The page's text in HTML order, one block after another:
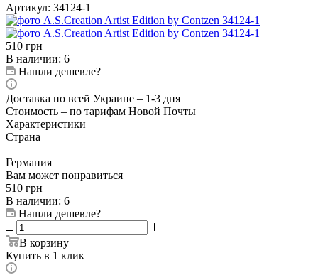
Артикул: 34124-1
510 грн
В наличии: 6
Нашли дешевле?
Доставка по всей Украине – 1-3 дня
Стоимость – по тарифам Новой Почты
Характеристики
Страна
—
Германия
Вам может понравиться
510 грн
В наличии: 6
Нашли дешевле?
В корзину
Купить в 1 клик